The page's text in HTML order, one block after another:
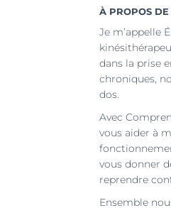
À PROPOS DE
Je m’appelle
dans la prise
chroniques,
dos.
Avec
vous aider à
vous donner
reprendre
Ensemble